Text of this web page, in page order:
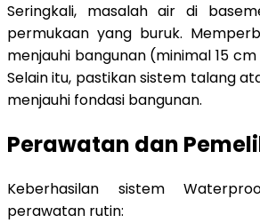
Seringkali, masalah air di
permukaan yang buruk.
menjauhi bangunan (minimal 15
Selain itu, pastikan sistem talang
menjauhi fondasi bangunan.
Perawatan dan
Keberhasilan sistem
perawatan rutin: